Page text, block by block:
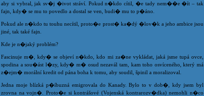
aby si vybral, jak sv�j �ivot stráví. Pokud n�kdo cítil, �e tady nem��e �ít – tak
fajn, kdy� se mu to povedlo a dostal se ven, budi� mu to p�áno.
Pokud ale n�kdo tu touhu necítil, proto�e prost� ka�dý �lov�k a jeho ambice jsou
jiné, tak také fajn.
Kde je n�jaký problém?
Fascinuje m�, kdy� se objeví n�kdo, kdo mi za�ne vykládat, jaká jsme tupá ovce,
spodina a sou�ást l�zy, kdy� m� osud nezavál tam, kam toho osvíceného, který má
z�ejm� morální kredit od pána boha k tomu, aby soudil, špinil a moralizoval.
Jedna moje blízká p�íbuzná emigrovala do Kanady. Bylo to v dob�, kdy jsem byl
zrovna na vojn�. Proto�e si kontrášové (Vojenská kontrarozv�dka) nemohli n�co